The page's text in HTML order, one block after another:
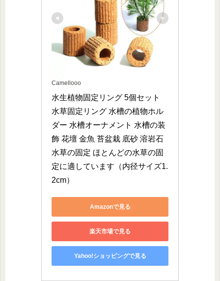
Camellooo
水生植物固定リング 5個セット
水草固定リング 水槽の植物ホル
ダー 水槽オーナメント 水槽の装
飾 花壇 金魚 苔盆栽 底砂 溶岩石
水草の固定 ほとんどの水草の固
定に適しています（内径サイズ1.
2cm）
Amazonで見る
楽天市場で見る
Yahoo!ショッピングで見る